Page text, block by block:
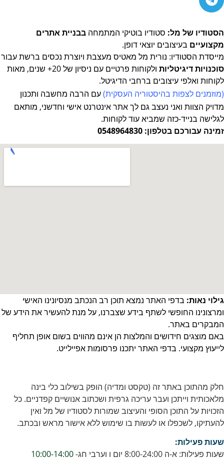
הסטודיו של מל: סטודיו בוטיקי המתמחה בבניית אתרים
מקצועיים בעיצובים יוצאי דופן.
מייסדת הסטודיו: נורית מל מאטיס מעצבת ויוצרת נכסים ברשתעבור
סוכנויות דיגיטליות
ולקוחות פרטיים עם ניסיון של 20+ שנים, מאות
לקוחות ואלפי עיצובים ברחבי הדיגיטל.
(מוזמנים לצפות בהיסטוריה העסקית)עם הרבה מחשבה ותכנון
מדויק הצוות ואני נעצב גם לך אתר אינטרנט אישי וחדשני, מותאם
לגלישה בנייד-כזה שמביא עוד לקוחות.
זמינה עבורכם בטלפון: 0548964830
גילוי נאות: בדפי האתר נמצא תוכן רב הנכתב מנסיונינו האישי
ומרצונינו החופשי לשתף בידע שצברנו, על מנת להעשיר את הידע של
המבקרים באתר.
באם מוצגים חידושים והמלצות הן אינם מהווים בשום אופן תחליף
לייעוץ מקצועי. בדפי האתר יתכנו פרסומות אפיילייט.
חלק מהתוכן באתר זה (טקסט ומדיה) הופק בשילוב כלי בינה
מלאכותית וייתכן ועבר עריכה גרפית ושכתוב אנושיים קפדניים. כל
הזכויות על התוכן הסופי והעיצוב שמורות לסטודיו של מל ואין
להעתיקו, לשכפלו או לעשות בו שימוש ללא אישור מראש ובכתב.
שעות פעילות:
שעות פעילות: א-ה 8:00-24:00 יום ו וערבי חג-
10:00-14:00